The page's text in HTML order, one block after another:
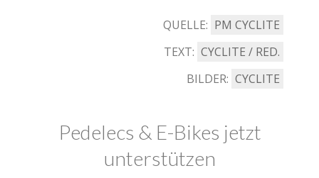
QUELLE: PM CYCLITE
TEXT: CYCLITE / RED.
BILDER: CYCLITE
Pedelecs & E-Bikes jetzt
unterstützen